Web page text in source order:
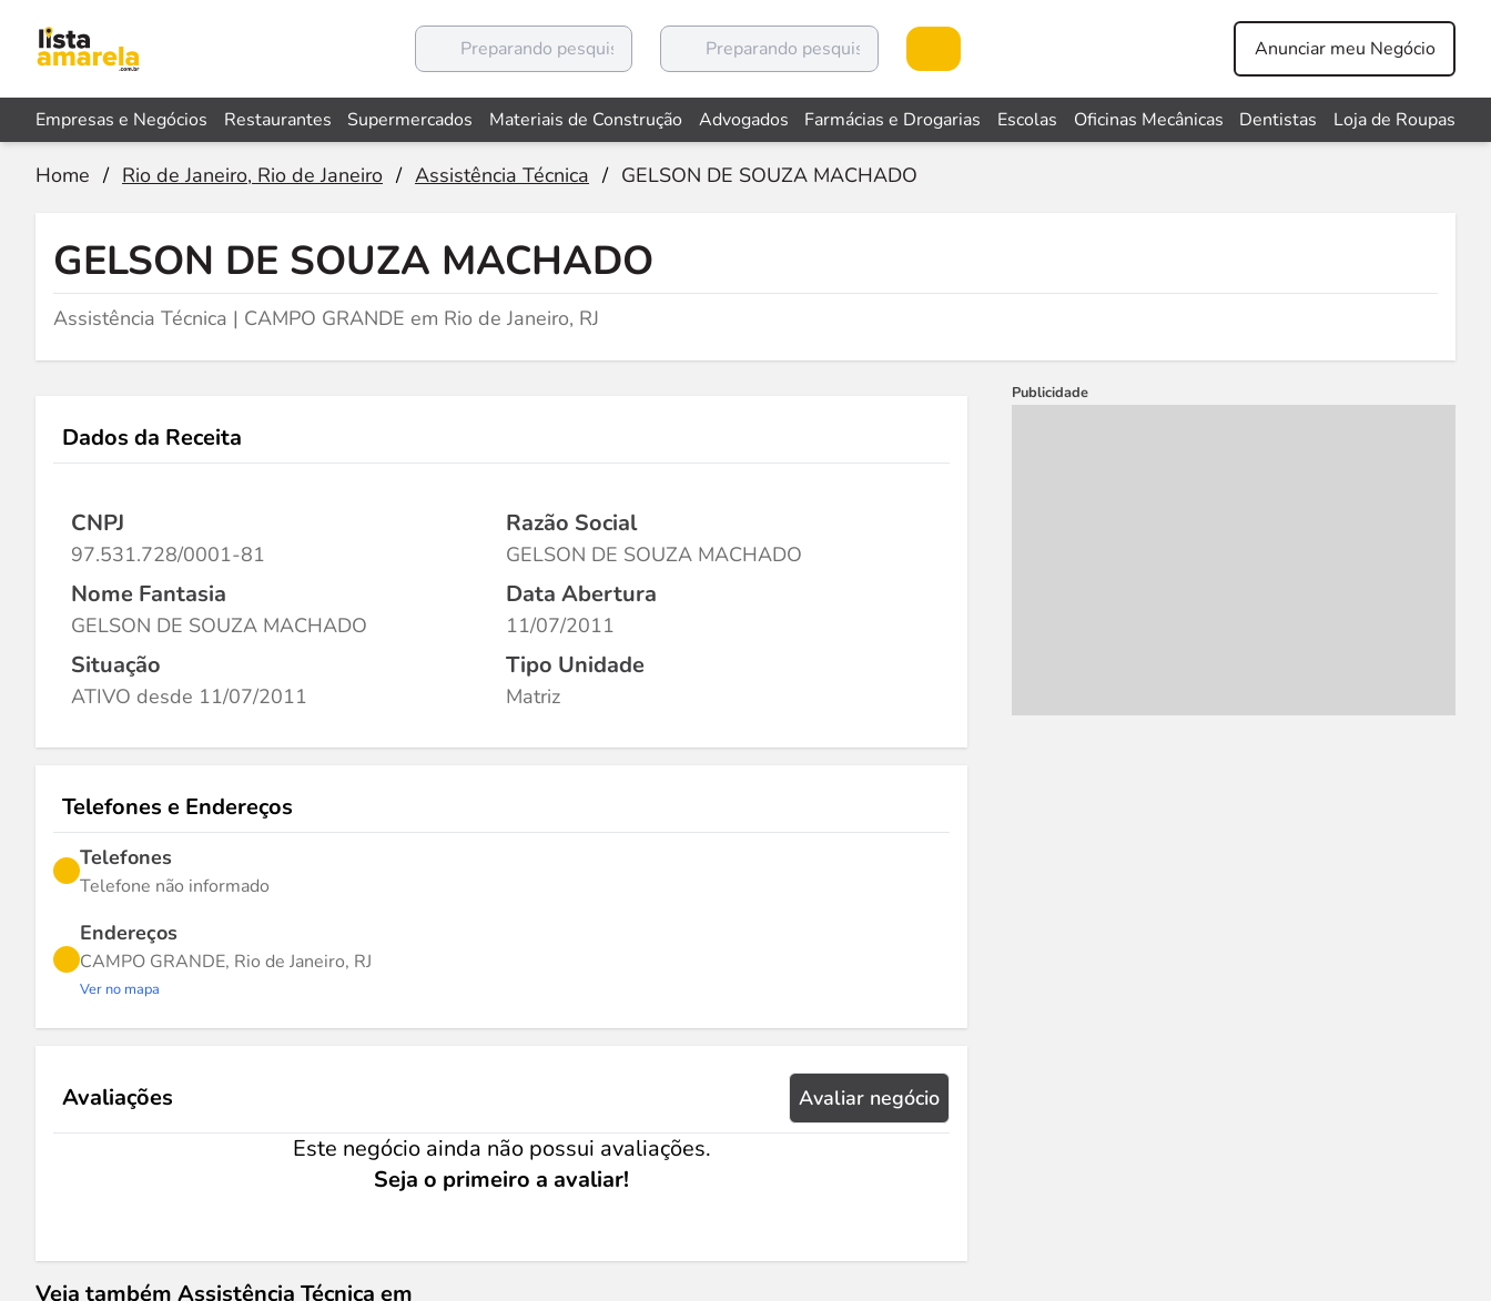
Anunciar meu Negócio
Empresas e Negócios Restaurantes Supermercados Materiais de Construção Advogados Farmácias e Drogarias Escolas Oficinas Mecânicas Dentistas Loja de Roupas
Home / Rio de Janeiro, Rio de Janeiro / Assistência Técnica / GELSON DE SOUZA MACHADO
GELSON DE SOUZA MACHADO
Assistência Técnica | CAMPO GRANDE em Rio de Janeiro, RJ
Dados da Receita
CNPJ
97.531.728/0001-81
Razão Social
GELSON DE SOUZA MACHADO
Nome Fantasia
GELSON DE SOUZA MACHADO
Data Abertura
11/07/2011
Situação
ATIVO desde 11/07/2011
Tipo Unidade
Matriz
Telefones e Endereços
Telefones
Telefone não informado
Endereços
CAMPO GRANDE, Rio de Janeiro, RJ
Ver no mapa
Avaliações Avaliar negócio
Este negócio ainda não possui avaliações.
Seja o primeiro a avaliar!
Veja também Assistência Técnica em
Publicidade